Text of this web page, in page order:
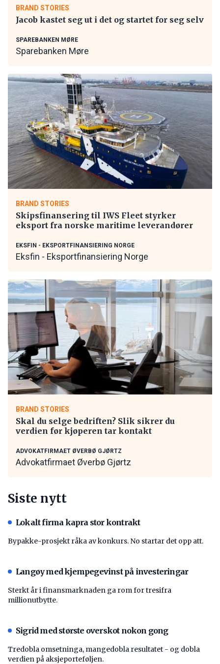
BRAND STORIES
Jacob kastet seg ut i det og startet for seg selv
SPAREBANKEN MØRE
Sparebanken Møre
BRAND STORIES
Skipsfinansering til IWS Fleet styrker
eksport fra norske maritime leverandører
EKSFIN - EKSPORTFINANSIERING NORGE
Eksfin - Eksportfinansiering Norge
BRAND STORIES
Skal du selge bedriften? Slik sikrer du
verdien før kjøperen tar kontakt
ADVOKATFIRMAET ØVERBØ GJØRTZ
Advokatfirmaet Øverbø Gjørtz
Siste nytt
Lokalt firma kapra stor kontrakt
Bypakke-prosjekt råka av konkurs. No startar det opp att.
Langøy med kjempegevinst på investeringar
Sterkt år i finansmarknaden ga rom for tresifra
millionutbytte.
Sigrid med største overskot nokon gong
Tredobla omsetninga, mangedobla resultatet - og dobla
verdien på aksjeporteføljen.